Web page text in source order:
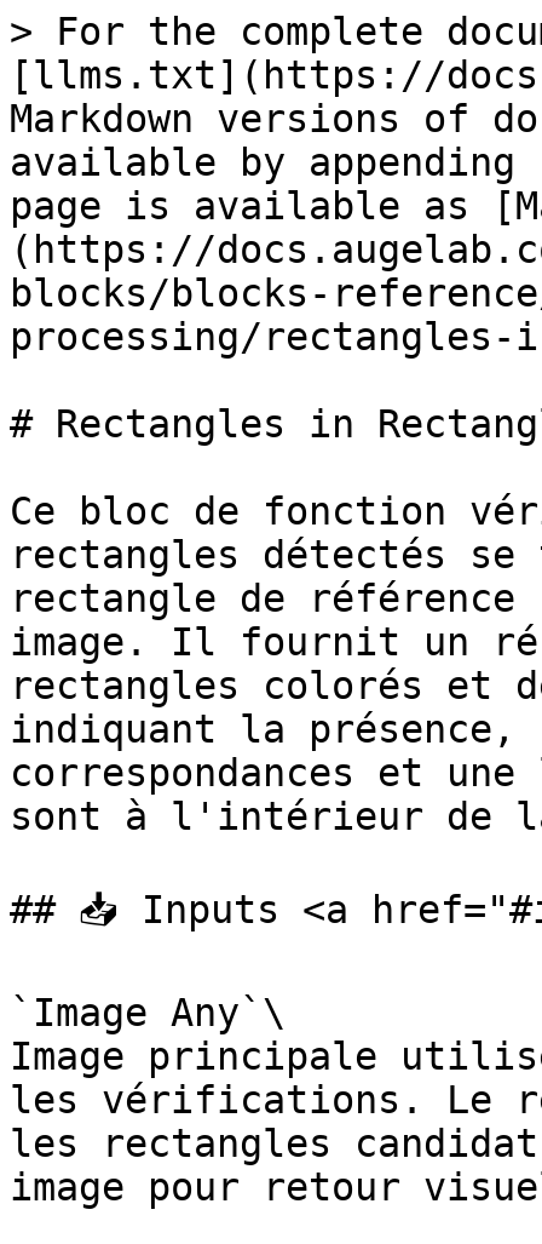
> For the complete
[llms.txt](https://
Markdown versions of
available by
page is available as
(https://
blocks/blocks-
processing/rectangles-
# Rectangles in
Ce bloc de fonction
rectangles détectés
rectangle de
image. Il fournit un
rectangles colorés et
indiquant la présence,
correspondances et
sont à l'intérieur de
## 📥 Inputs <a
`Image Any`\
Image principale
les vérifications. Le
les rectangles
image pour retour